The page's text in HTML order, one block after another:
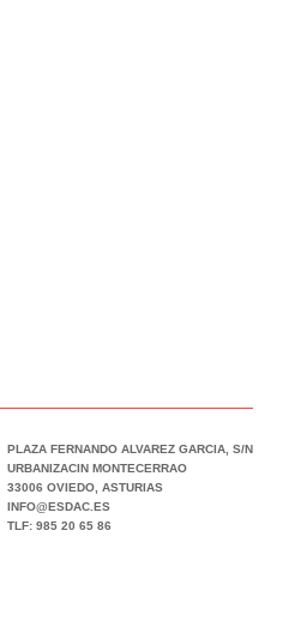
PLAZA FERNANDO ALVAREZ GARCIA, S/N
URBANIZACIN MONTECERRAO
33006 OVIEDO, ASTURIAS
INFO@ESDAC.ES
TLF: 985 20 65 86